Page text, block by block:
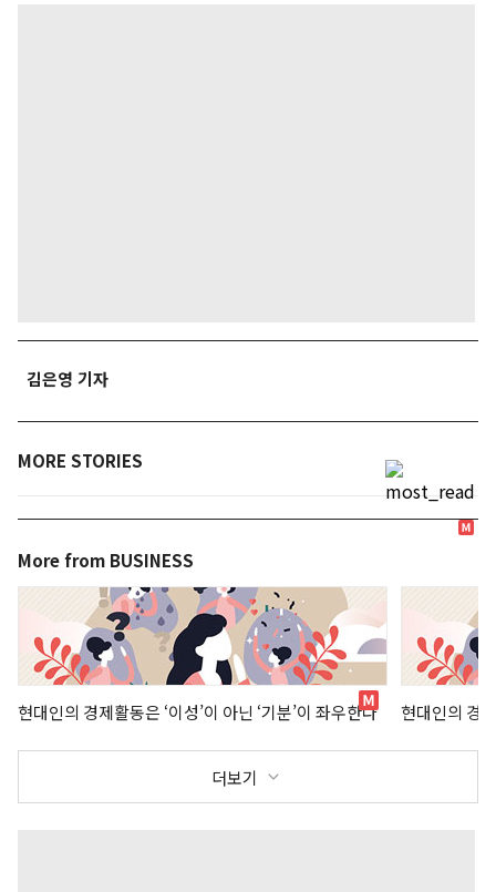
김은영 기자
MORE STORIES
More from BUSINESS
현대인의 경제활동은 ‘이성’이 아닌 ‘기분’이 좌우한다 현대인의 경
더보기